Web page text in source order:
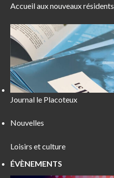
Accueil aux nouveaux résidents
Journal le Placoteux
Nouvelles
Loisirs et culture
ÉVÈNEMENTS